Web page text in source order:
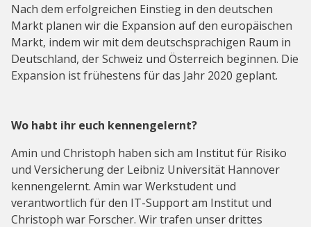
Nach dem erfolgreichen Einstieg in den deutschen
Markt planen wir die Expansion auf den europäischen
Markt, indem wir mit dem deutschsprachigen Raum in
Deutschland, der Schweiz und Österreich beginnen. Die
Expansion ist frühestens für das Jahr 2020 geplant.
Wo habt ihr euch kennengelernt?
Amin und Christoph haben sich am Institut für Risiko
und Versicherung der Leibniz Universität Hannover
kennengelernt. Amin war Werkstudent und
verantwortlich für den IT-Support am Institut und
Christoph war Forscher. Wir trafen unser drittes